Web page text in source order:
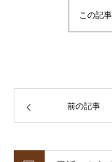
この記
前の記事